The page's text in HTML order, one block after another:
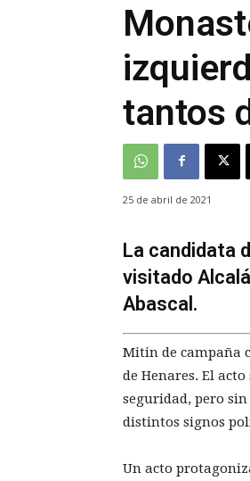
tantos
25 de abril de 2021
La candidata
visitado
Abascal.
Mitin de campaña
de Henares. El
seguridad, pero
distintos signos
Un acto